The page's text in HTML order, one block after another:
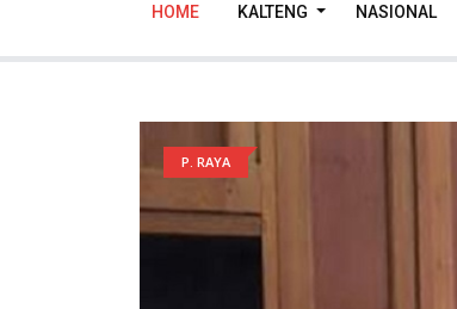
HOME KALTENG NASIONAL
P. RAYA